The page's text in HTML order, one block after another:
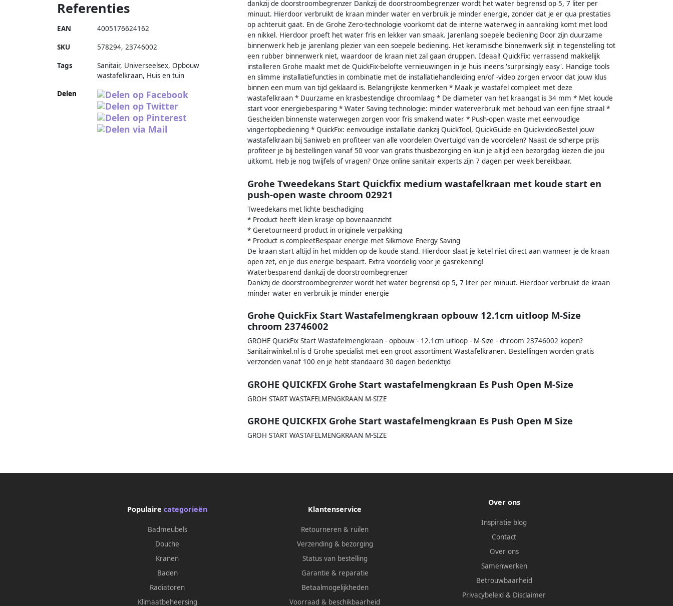
dankzij de doorstroombegrenzer Dankzij de doorstroombegrenzer wordt het water begrensd op 5, 7 liter per
minuut. Hierdoor verbruikt de kraan minder water en verbruik je minder energie, zonder dat je er qua prestaties
op achteruit gaat. En de Grohe Zero-technologie voorkomt dat de interne waterweg in aanraking komt met lood
en nikkel. Hierdoor proeft het water fris en lekker van smaak. Jarenlang soepele bediening Door zijn duurzame
binnenwerk heb je jarenlang plezier van een soepele bediening. Het keramische binnenwerk slijt in tegenstelling tot
een rubber binnenwerk niet, waardoor de kraan niet zal gaan druppen. Ideaal! QuickFix: verrassend makkelijk
installeren Grohe maakt met de QuickFix-belofte vernieuwingen in je huis ineens 'surprisingly easy'. Handige tools
en slimme installatiefuncties in combinatie met de installatiehandleiding en/of -video zorgen ervoor dat jouw klus
binnen een mum van tijd geklaard is. Belangrijkste kenmerken * Maak je wastafel compleet met deze
wastafelkraan * Duurzame en krasbestendige chroomlaag * De diameter van het kraangat is 34 mm * Met koude
start voor energiebesparing * Water Saving technologie: minder waterverbruik met behoud van een fijne straal *
Gescheiden binnenste waterwegen zorgen voor fris smakend water * Push-open waste met eenvoudige
vingertopbediening * QuickFix: eenvoudige installatie dankzij QuickTool, QuickGuide en QuickvideoBestel jouw
wastafelkraan bij Saniweb en profiteer van alle voordelen Overtuigd van de voordelen? Naast de scherpe prijs
profiteer je bij bestellingen vanaf 50 voor van gratis thuisbezorging en kun je altijd een bezorgdag kiezen die jou
uitkomt. Heb je nog twijfels of vragen? Onze online sanitair experts zijn 7 dagen per week bereikbaar.
Grohe Tweedekans Start Quickfix medium wastafelkraan met koude start en
push-open waste chroom 02921
Tweedekans met lichte beschadiging
* Product heeft klein krasje op bovenaanzicht
* Geretourneerd product in originele verpakking
* Product is compleetBespaar energie met Silkmove Energy Saving
De kraan start altijd in het midden op de koude stand. Hierdoor slaat je ketel niet direct aan wanneer je de kraan
open zet, en je dus energie bespaart. Extra voordelig voor je gasrekening!
Waterbesparend dankzij de doorstroombegrenzer
Dankzij de doorstroombegrenzer wordt het water begrensd op 5, 7 liter per minuut. Hierdoor verbruikt de kraan
minder water en verbruik je minder energie
Grohe QuickFix Start Wastafelmengkraan opbouw 12.1cm uitloop M-Size
chroom 23746002
GROHE QuickFix Start Wastafelmengkraan - opbouw - 12.1cm uitloop - M-Size - chroom 23746002 kopen?
Sanitairwinkel.nl is d Grohe specialist met een groot assortiment Wastafelkranen. Bestellingen worden gratis
verzonden vanaf 100 en je hebt standaard 30 dagen bedenktijd
GROHE QUICKFIX Grohe Start wastafelmengkraan Es Push Open M-Size
GROH START WASTAFELMENGKRAAN M-SIZE
GROHE QUICKFIX Grohe Start wastafelmengkraan Es Push Open M Size
GROH START WASTAFELMENGKRAAN M-SIZE
Referenties
EAN 4005176624162
SKU 578294, 23746002
Tags
Sanitair, Universeelsex, Opbouw
wastafelkraan, Huis en tuin
Delen
Populaire categorieën
Badmeubels
Douche
Kranen
Baden
Radiatoren
Klimaatbeheersing
Klantenservice
Retourneren & ruilen
Verzending & bezorging
Status van bestelling
Garantie & reparatie
Betaalmogelijkheden
Voorraad & beschikbaarheid
Over ons
Inspiratie blog
Contact
Over ons
Samenwerken
Betrouwbaarheid
Privacybeleid & Disclaimer